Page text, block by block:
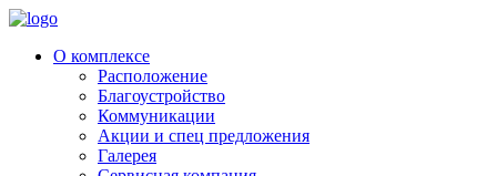
О комплексе
Расположение
Благоустройство
Коммуникации
Акции и спец предложения
Галерея